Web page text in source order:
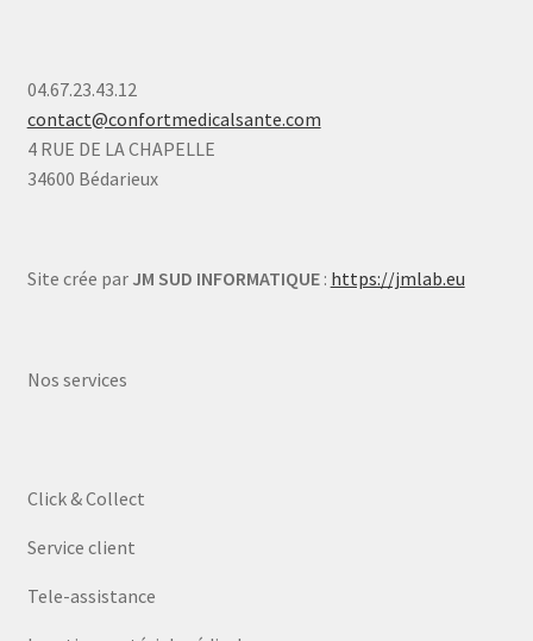
04.67.23.43.12
contact@confortmedicalsante.com
4 RUE DE LA CHAPELLE
34600 Bédarieux
Site crée par JM SUD INFORMATIQUE: https://jmlab.eu
Nos services
Click & Collect
Service client
Tele-assistance